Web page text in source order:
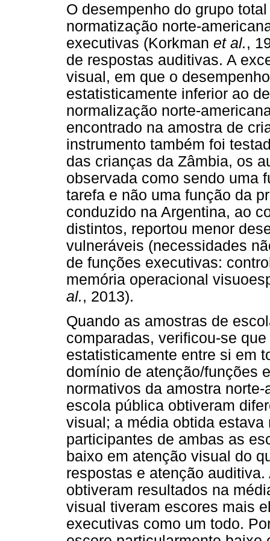
O desempenho do grupo
normatização norte-
executivas (Korkman et al.,
de respostas auditivas. A
visual, em que o
estatisticamente inferior ao
normalização norte-
encontrado na amostra de
instrumento também foi
das crianças da Zâmbia, os
observada como sendo uma
tarefa e não uma função da
conduzido na Argentina, ao
distintos, reportou menor
vulneráveis (necessidades
de funções executivas:
memória operacional
al., 2013).
Quando as amostras de
comparadas, verificou-se
estatisticamente entre si em
domínio de atenção/funções
normativos da amostra
escola pública obtiveram
visual; a média obtida
participantes de ambas as
baixo em atenção visual do
respostas e atenção
obtiveram resultados na
visual tiveram escores mais
executivas como um todo.